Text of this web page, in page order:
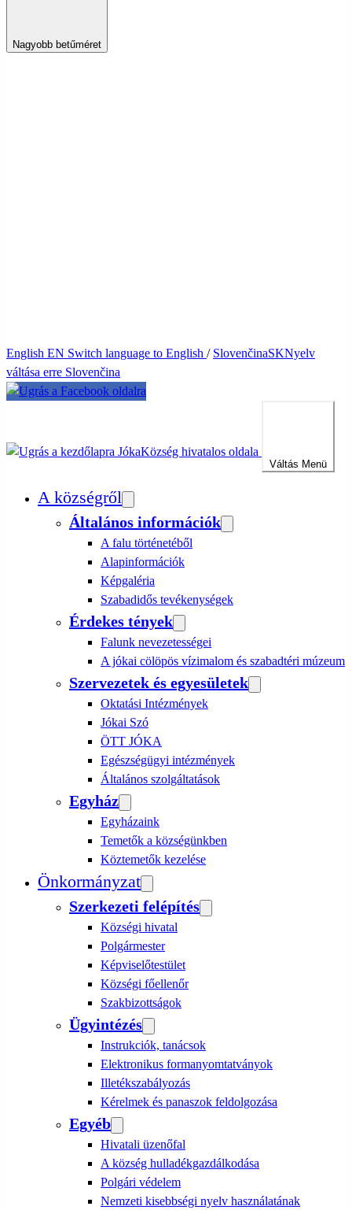
Nagyobb betűméret
English EN Switch language to English / SlovenčinaSKNyelv
váltása erre Slovenčina
JókaKözség hivatalos oldala
Váltás Menü
A községről
Általános információk
A falu történetéből
Alapinformációk
Képgaléria
Szabadidős tevékenységek
Érdekes tények
Falunk nevezetességei
A jókai cölöpös vízimalom és szabadtéri múzeum
Szervezetek és egyesületek
Oktatási Intézmények
Jókai Szó
ÖTT JÓKA
Egészségügyi intézmények
Általános szolgáltatások
Egyház
Egyházaink
Temetők a községünkben
Köztemetők kezelése
Önkormányzat
Szerkezeti felépítés
Községi hivatal
Polgármester
Képviselőtestület
Községi főellenőr
Szakbizottságok
Ügyintézés
Instrukciók, tanácsok
Elektronikus formanyomtatványok
Illetékszabályozás
Kérelmek és panaszok feldolgozása
Egyéb
Hivatali üzenőfal
A község hulladékgazdálkodása
Polgári védelem
Nemzeti kisebbségi nyelv használatának